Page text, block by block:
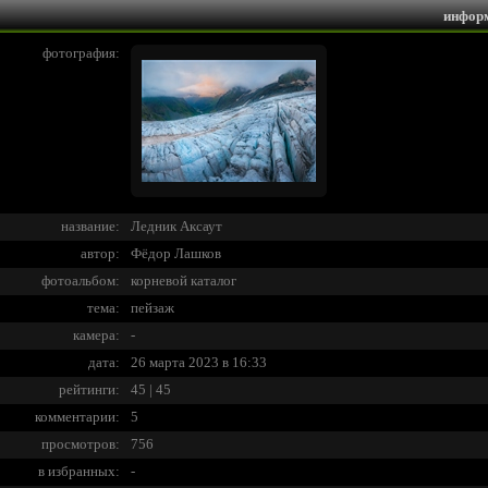
фотография:
название:
Ледник Аксаут
автор:
Фёдор Лашков
фотоальбом:
корневой каталог
тема:
пейзаж
камера:
-
дата:
26 марта 2023 в 16:33
рейтинги:
45 | 45
комментарии:
5
просмотров:
756
в избранных:
-